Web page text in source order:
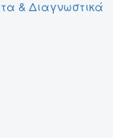
& Διαγνωστικά